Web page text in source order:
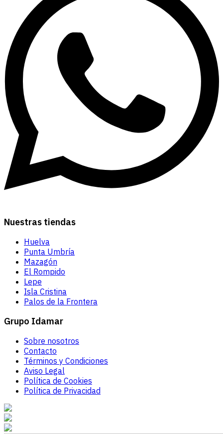
Nuestras tiendas
Huelva
Punta Umbría
Mazagón
El Rompido
Lepe
Isla Cristina
Palos de la Frontera
Grupo Idamar
Sobre nosotros
Contacto
Términos y Condiciones
Aviso Legal
Política de Cookies
Política de Privacidad